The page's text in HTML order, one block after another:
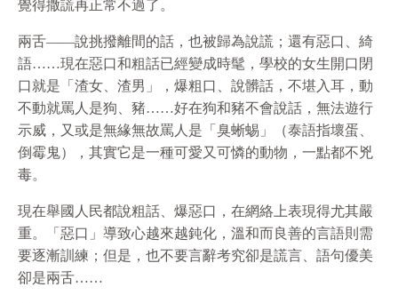
覺得撒謊再正常不過了。
兩舌——說挑撥離間的話，也被歸為說謊；還有惡口、綺
語……現在惡口和粗話已經變成時髦，學校的女生開口閉
口就是「渣女、渣男」，爆粗口、說髒話，不堪入耳，動
不動就罵人是狗、豬……好在狗和豬不會說話，無法遊行
示威，又或是無緣無故罵人是「臭蜥蜴」（泰語指壞蛋、
倒霉鬼），其實它是一種可愛又可憐的動物，一點都不兇
毒。
現在舉國人民都說粗話、爆惡口，在網絡上表現得尤其嚴
重。「惡口」導致心越來越鈍化，溫和而良善的言語則需
要逐漸訓練；但是，也不要言辭考究卻是謊言、語句優美
卻是兩舌……